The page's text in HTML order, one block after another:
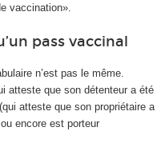
vaccination».
pass vaccinal
n’est pas le même.
atteste que son détenteur a été
atteste que son propriétaire a
encore est porteur